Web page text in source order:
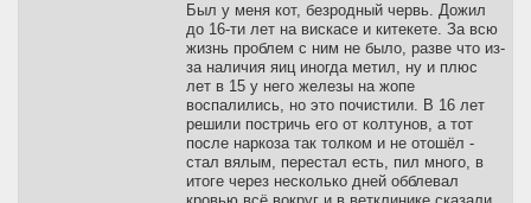
Был у меня кот, безродный червь. Дожил
до 16-ти лет на вискасе и китекете. За всю
жизнь проблем с ним не было, разве что из-
за наличия яиц иногда метил, ну и плюс
лет в 15 у него железы на жопе
воспалились, но это почистили. В 16 лет
решили постричь его от колтунов, а тот
после наркоза так толком и не отошёл -
стал вялым, перестал есть, пил много, в
итоге через несколько дней обблевал